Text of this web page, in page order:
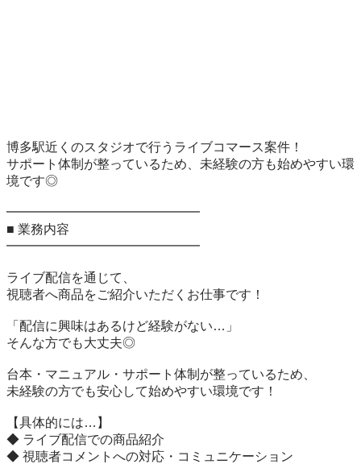
博多駅近くのスタジオで行うライブコマース案件！
サポート体制が整っているため、未経験の方も始めやすい環
境です◎
━━━━━━━━━━━━━━━
■ 業務内容
━━━━━━━━━━━━━━━
ライブ配信を通じて、
視聴者へ商品をご紹介いただくお仕事です！
「配信に興味はあるけど経験がない…」
そんな方でも大丈夫◎
台本・マニュアル・サポート体制が整っているため、
未経験の方でも安心して始めやすい環境です！
【具体的には…】
◆ ライブ配信での商品紹介
◆ 視聴者コメントへの対応・コミュニケーション